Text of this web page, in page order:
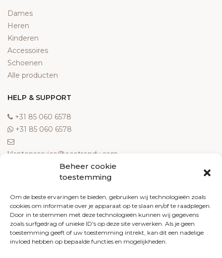
Beheer cookie
toestemming
Om de beste ervaringen te bieden, gebruiken wij technologieën zoals
cookies om informatie over je apparaat op te slaan en/of te raadplegen.
Door in te stemmen met deze technologieën kunnen wij gegevens
zoals surfgedrag of unieke ID's op deze site verwerken. Als je geen
toestemming geeft of uw toestemming intrekt, kan dit een nadelige
invloed hebben op bepaalde functies en mogelijkheden.
Dames
Heren
Kinderen
Accessoires
Schoenen
Alle producten
HELP & SUPPORT
‎+31 85 060 6578
‎+31 85 060 6578
klantenservice@ecotrendy.com
Meest gestelde vragen
Contact
Algemene voorwaarden
Retourneren
Klachten